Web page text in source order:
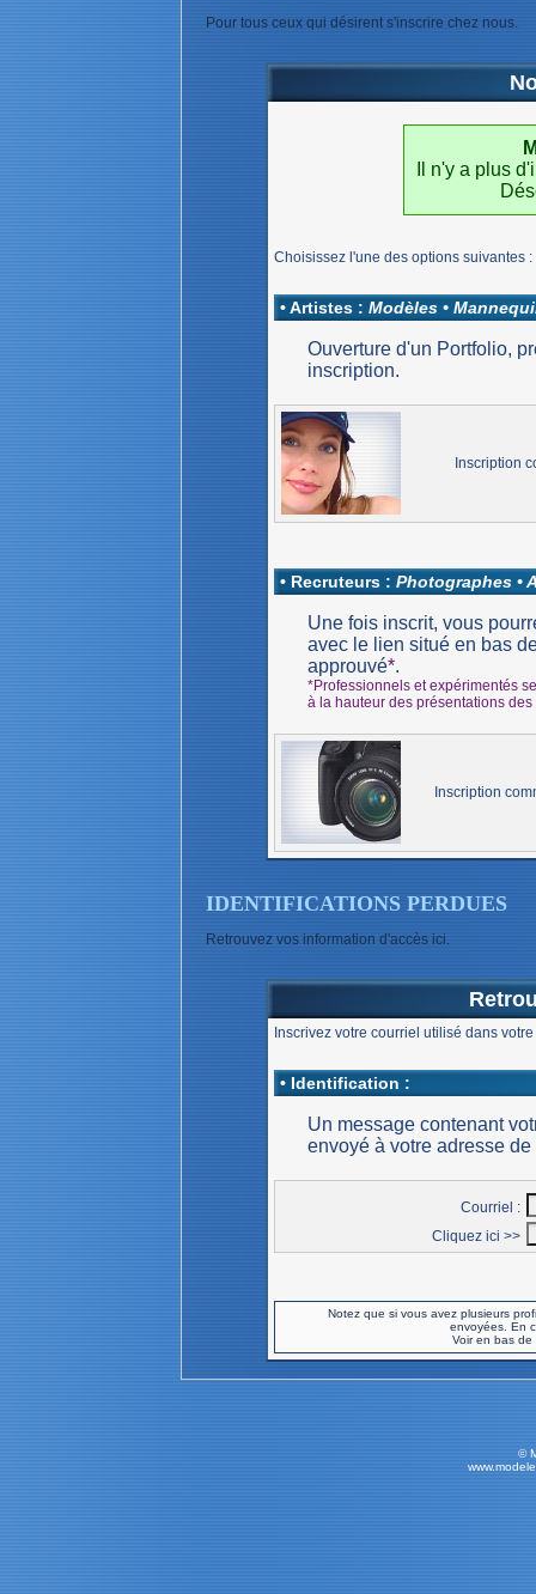
Pour tous ceux qui désirent s'inscrire chez nous.
Il n'y a plus
Choisissez l'une des options suivantes :
• Artistes : Modèles •
Ouverture d'un Portfolio,
inscription.
Inscription
• Recruteurs : Photographes •
Une fois inscrit, vous
avec le lien situé en bas
approuvé*.
*Professionnels et expérimentés
à la hauteur des présentations
Inscription
IDENTIFICATIONS PERDUES
Retrouvez vos information d'accès ici.
Inscrivez votre courriel utilisé dans
• Identification :
Un message contenant
envoyé à votre adresse
Courriel :
Cliquez ici >>
Notez que si vous avez plusieurs
envoyées. En
Voir en bas
©